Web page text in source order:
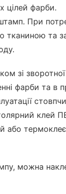
цілей фарби.
При
тканиною та
зі
фарби та в
клей
або
можна